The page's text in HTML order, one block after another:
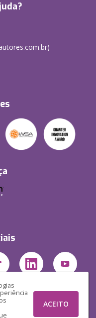
ACEITO